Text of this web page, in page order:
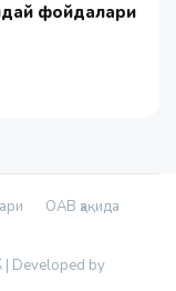
фойдалари
ОАВ ҳақида
| Developed by